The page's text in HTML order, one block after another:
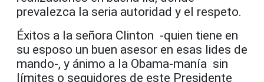
prevalezca la seria autoridad y el respeto.
Éxitos a la señora Clinton -quien tiene en
su esposo un buen asesor en esas lides de
mando-, y ánimo a la Obama-manía sin
límites o seguidores de este Presidente